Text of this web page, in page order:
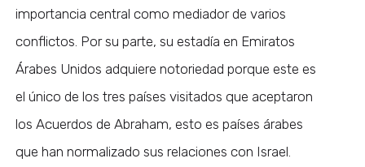
importancia central como mediador de varios
conflictos. Por su parte, su estadía en Emiratos
Árabes Unidos adquiere notoriedad porque este es
el único de los tres países visitados que aceptaron
los Acuerdos de Abraham, esto es países árabes
que han normalizado sus relaciones con Israel.